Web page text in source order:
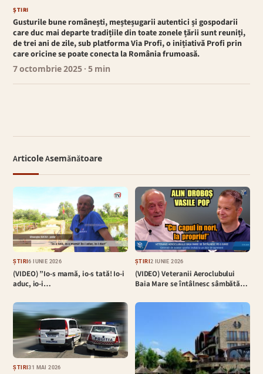
ȘTIRI
Gusturile bune românești, meșteșugarii autentici și gospodarii
care duc mai departe tradițiile din toate zonele țării sunt reuniți,
de trei ani de zile, sub platforma Via Profi, o inițiativă Profi prin
care oricine se poate conecta la România frumoasă.
7 octombrie 2025 · 5 min
Articole Asemănătoare
ȘTIRI6 IUNIE 2026
(VIDEO) ”Io-s mamă, io-s tată! Io-i
aduc, io-i…
ȘTIRI2 IUNIE 2026
(VIDEO) Veteranii Aeroclubului
Baia Mare se întâlnesc sâmbătă…
ȘTIRI31 MAI 2026